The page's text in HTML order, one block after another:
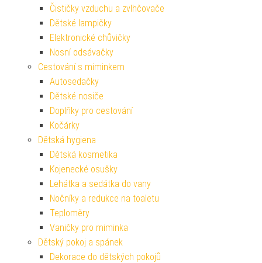
Čističky vzduchu a zvlhčovače
Dětské lampičky
Elektronické chůvičky
Nosní odsávačky
Cestování s miminkem
Autosedačky
Dětské nosiče
Doplňky pro cestování
Kočárky
Dětská hygiena
Dětská kosmetika
Kojenecké osušky
Lehátka a sedátka do vany
Nočníky a redukce na toaletu
Teploměry
Vaničky pro miminka
Dětský pokoj a spánek
Dekorace do dětských pokojů